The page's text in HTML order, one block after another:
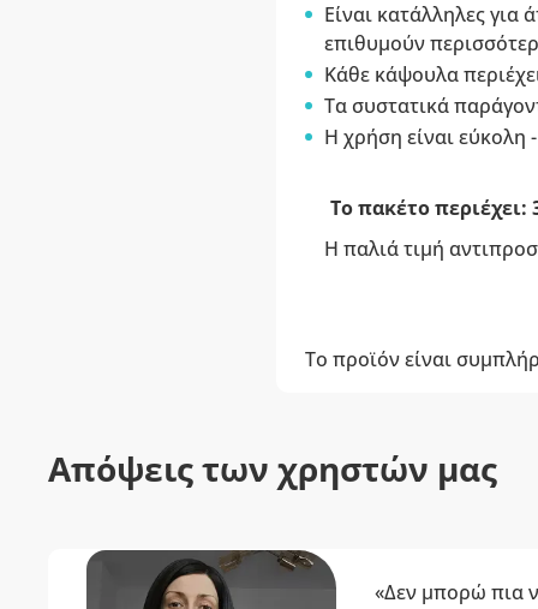
Είναι κατάλληλες για
επιθυμούν
Κάθε κάψουλα
Τα συστατικά
Η χρήση είναι εύκολη
Το πακέτο
Η παλιά τιμή
Το προϊόν είναι
Απόψεις των χρηστών μας
«Δεν μπορώ πια